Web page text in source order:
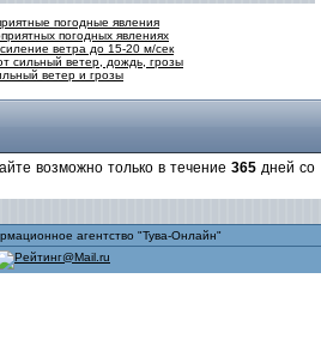
погодные явления
погодных явлениях
ветра до 15-20 м/сек
сильный ветер, дождь, грозы
ветер и грозы
возможно только в течение 365 дней со
агентство "Тува-Онлайн"